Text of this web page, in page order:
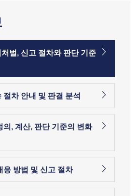
벌, 신고 절차와 판단 기준
절차 안내 및 판결 분석
의, 계산, 판단 기준의 변화
응 방법 및 신고 절차